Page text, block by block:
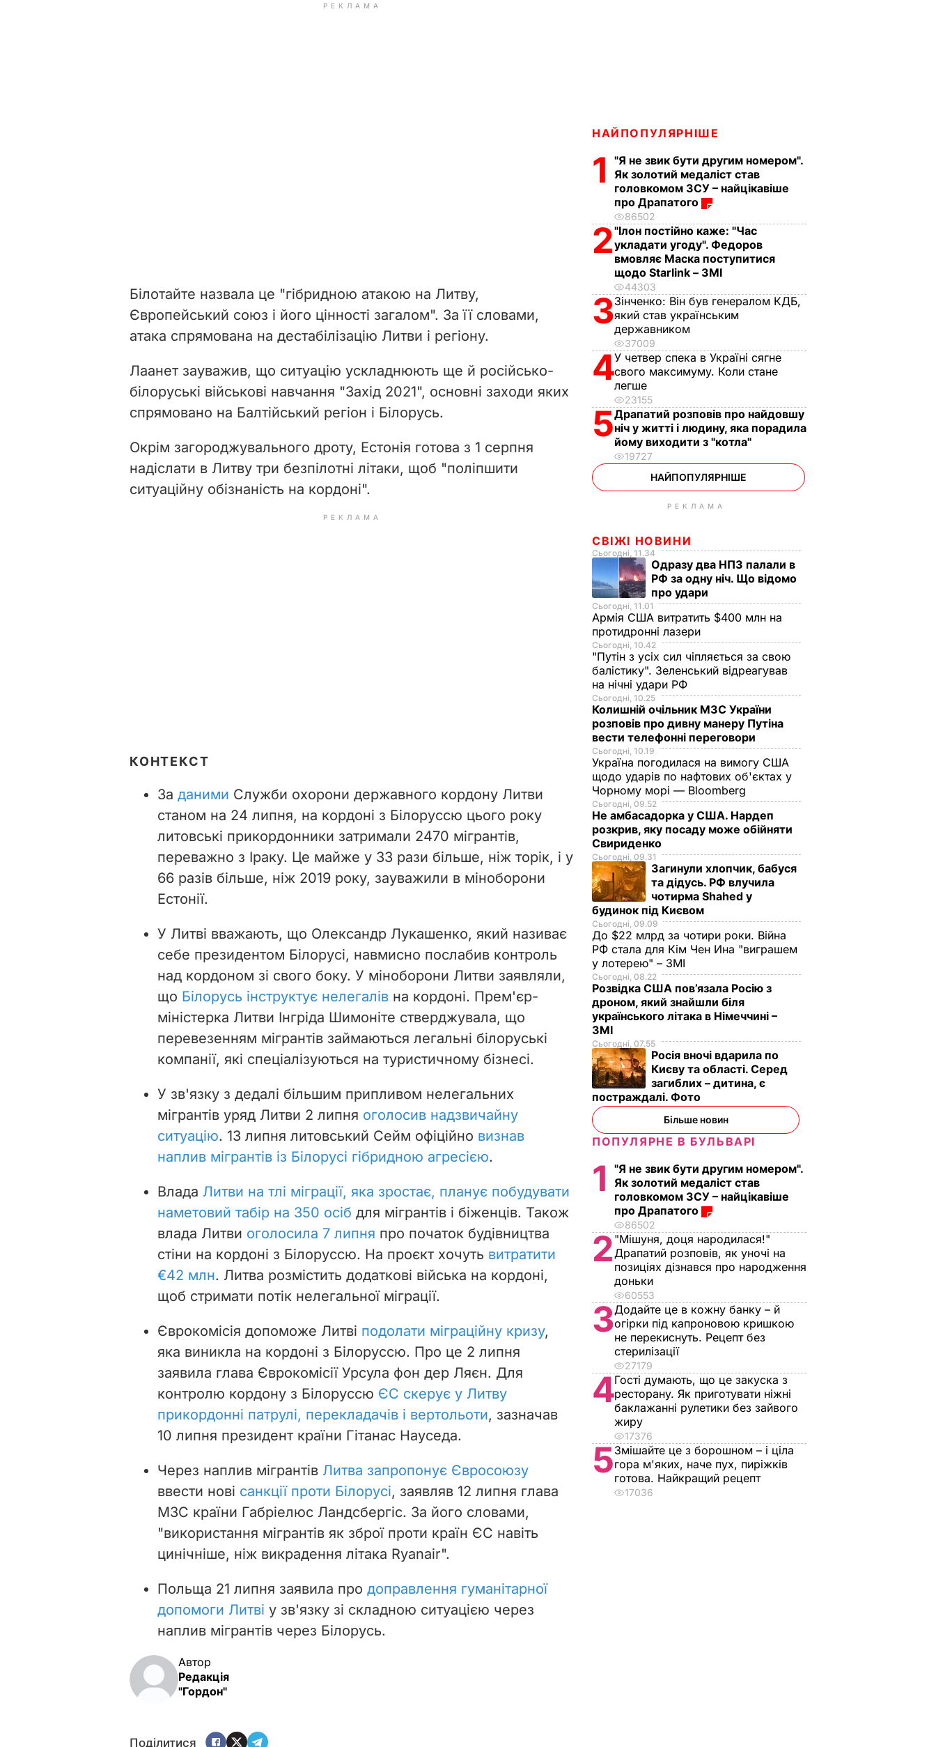
РЕКЛАМА
Білотайте назвала це "гібридною атакою на Литву,
Європейський союз і його цінності загалом". За її словами,
атака спрямована на дестабілізацію Литви і регіону.
Лаанет зауважив, що ситуацію ускладнюють ще й російсько-
білоруські військові навчання "Захід 2021", основні заходи яких
спрямовано на Балтійський регіон і Білорусь.
Окрім загороджувального дроту, Естонія готова з 1 серпня
надіслати в Литву три безпілотні літаки, щоб "поліпшити
ситуаційну обізнаність на кордоні".
Служби охорони державного кордону Литви
станом на 24 липня, на кордоні з Білоруссю цього року
литовські прикордонники затримали 2470 мігрантів,
переважно з Іраку. Це майже у 33 рази більше, ніж торік, і у
66 разів більше, ніж 2019 року, зауважили в міноборони
У Литві вважають, що Олександр Лукашенко, який називає
себе президентом Білорусі, навмисно послабив контроль
над кордоном зі свого боку. У міноборони Литви заявляли,
щоБілорусь інструктує нелегалів
міністерка Литви Інгріда Шимоніте стверджувала, що
перевезенням мігрантів займаються легальні білоруські
компанії, які спеціалізуються на туристичному бізнесі.
У зв'язку з дедалі більшим припливом нелегальних
мігрантів
уряд Литви 2 липня оголосив надзвичайну
ситуацію
. 13 липня литовський Сейм офіційно
наплив мігрантів із Білорусі гібридною агресією
Литви на тлі міграції, яка зростає, планує побудувати
наметовий табір на 350 осіб
для мігрантів і біженців. Також
влада Литви
оголосила 7 липня
про початок будівництва
стіни на кордоні з Білоруссю. На проєкт хочуть
витратити
€42 млн
Литва розмістить додаткові війська на кордоні,
Єврокомісія допоможе Литві подолати міграційну кризу
яка виникла на кордоні з Білоруссю. Про це 2 липня
заявила глава Єврокомісії Урсула фон дер Ляєн. Для
контролю кордону з Білоруссю
ЄС скерує у Литву
прикордонні патрулі, перекладачів і вертольоти
10 липня президент країни Гітанас Науседа.
Через наплив мігрантів
Литва запропонує Євросоюзу
ввести нові
санкції проти Білорусі , заявляв 12 липня глава
МЗС країни Габріелюс Ландсбергіс. За його словами,
"використання мігрантів як зброї проти країн ЄС навіть
цинічніше, ніж викрадення літака Ryanair".
Польща 21 липня заявила про
доправлення гуманітарної
допомоги Литві у зв'язку зі складною ситуацією через
наплив мігрантів через Білорусь.
Автор
Редакція
НАЙПОПУЛЯРНІШЕ
1
"Я не звик бути другим номером".
Як золотий медаліст став
головкомом ЗСУ – найцікавіше
про Драпатого
86502
2"Ілон постійно каже: "Час
укладати угоду". Федоров
вмовляє Маска поступитися
щодо Starlink – ЗМІ
44303
3Зінченко: Він був генералом КДБ,
який став українським
державником
37009
4У четвер спека в Україні сягне
свого максимуму. Коли стане
легше
23155
5Драпатий розповів про найдовшу
ніч у житті і людину, яка порадила
йому виходити з "котла"
19727
НАЙПОПУЛЯРНІШЕ
РЕКЛАМА
СВІЖІ НОВИНИ
Сьогодні, 11.34
Одразу два НПЗ палали в
РФ за одну ніч. Що відомо
про удари
Сьогодні, 11.01
Армія США витратить $400 млн на
протидронні лазери
Сьогодні, 10.42
"Путін з усіх сил чіпляється за свою
балістику". Зеленський відреагував
на нічні удари РФ
Сьогодні, 10.25
Колишній очільник МЗС України
розповів про дивну манеру Путіна
вести телефонні переговори
Сьогодні, 10.19
Україна погодилася на вимогу США
щодо ударів по нафтових об'єктах у
Чорному морі — Bloomberg
Сьогодні, 09.52
Не амбасадорка у США. Нардеп
розкрив, яку посаду може обійняти
Свириденко
Сьогодні, 09.31
Загинули хлопчик, бабуся
та дідусь. РФ влучила
чотирма Shahed у
будинок під Києвом
Сьогодні, 09.09
До $22 млрд за чотири роки. Війна
РФ стала для Кім Чен Ина "виграшем
у лотерею" – ЗМІ
Сьогодні, 08.22
Розвідка США пов’язала Росію з
дроном, який знайшли біля
українського літака в Німеччині –
ЗМІ
Сьогодні, 07.55
Росія вночі вдарила по
Києву та області. Серед
загиблих – дитина, є
постраждалі. Фото
Більше новин
ПОПУЛЯРНЕ В БУЛЬВАРІ
1
"Я не звик бути другим номером".
Як золотий медаліст став
головкомом ЗСУ – найцікавіше
про Драпатого
86502
2 "Мішуня, доця народилася!"
Драпатий розповів, як уночі на
позиціях дізнався про народження
доньки
60553
3Додайте це в кожну банку – й
огірки під капроновою кришкою
не перекиснуть. Рецепт без
стерилізації
27179
4Гості думають, що це закуска з
ресторану. Як приготувати ніжні
баклажанні рулетики без зайвого
жиру
17376
5Змішайте це з борошном – і ціла
гора м'яких, наче пух, пиріжків
готова. Найкращий рецепт
17036